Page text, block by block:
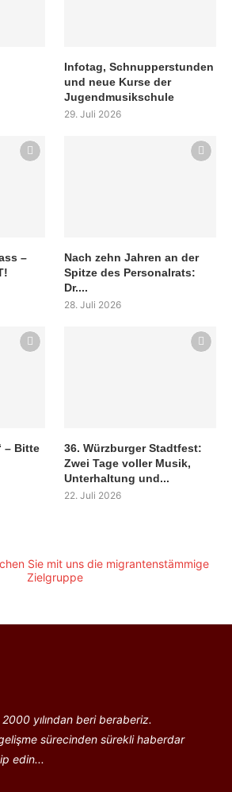
Infotag, Schnupperstunden
und neue Kurse der
Jugendmusikschule
29. Juli 2026
–
Nach zehn Jahren an der
Spitze des Personalrats:
Dr....
28. Juli 2026
– Bitte
36. Würzburger Stadtfest:
Zwei Tage voller Musik,
Unterhaltung und...
22. Juli 2026
yılından beri beraberiz.
sürecinden sürekli haberdar
edin...